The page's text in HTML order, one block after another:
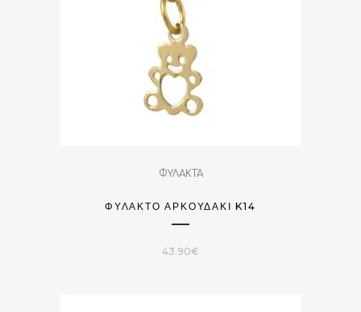
ΦΥΛΑΚΤΑ
ΦΥΛΑΚΤΌ ΑΡΚΟΥΔΆΚΙ K14
43.90€